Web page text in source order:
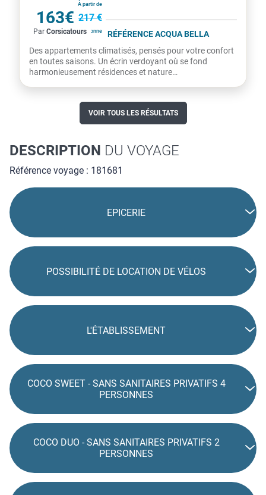
À partir de
163€ 217 €
par personne
Par Corsicatours
RÉSIDENCE ODALYS RÉFÉRENCE ACQUA BELLA
Des appartements climatisés, pensés pour votre confort
en toutes saisons. Un écrin verdoyant où se fond
harmonieusement résidences et nature
VOIR TOUS LES RÉSULTATS
DESCRIPTION DU VOYAGE
Référence voyage : 181681
EPICERIE
POSSIBILITÉ DE LOCATION DE VÉLOS
L'ÉTABLISSEMENT
COCO SWEET - SANS SANITAIRES PRIVATIFS 4
PERSONNES
COCO DUO - SANS SANITAIRES PRIVATIFS 2
PERSONNES